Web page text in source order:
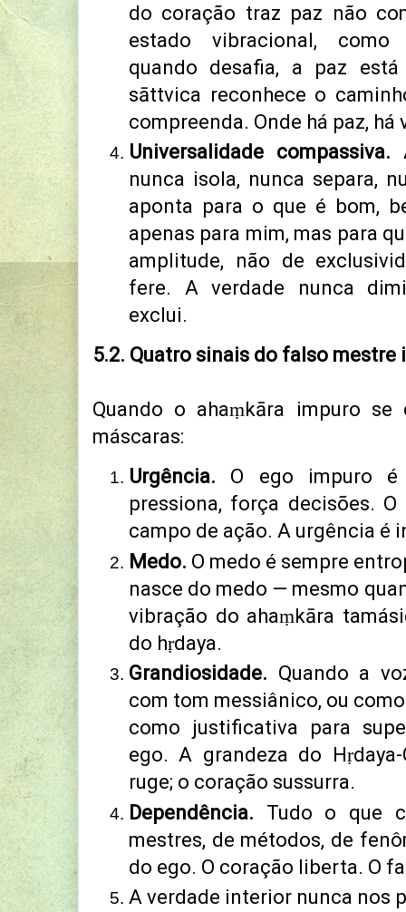
do coração traz paz não
estado vibracional,
quando desafia, a paz
sāttvica reconhece o
compreenda. Onde há paz, há
Universalidade compassiva.
nunca isola, nunca separa,
aponta para o que é bom,
apenas para mim, mas para
amplitude, não de
fere. A verdade nunca
exclui.
5.2. Quatro sinais do falso mestre
Quando o ahaṃkāra impuro
máscaras:
Urgência. O ego impuro
pressiona, força decisões. O
campo de ação. A urgência é
Medo. O medo é sempre
nasce do medo — mesmo
vibração do ahaṃkāra
do hṛdaya.
Grandiosidade. Quando a
com tom messiânico, ou
como justificativa para
ego.A grandeza do
ruge; o coração sussurra.
Dependência. Tudo o que
mestres, de métodos, de
do ego. O coração liberta. O
A verdade interior nunca nos